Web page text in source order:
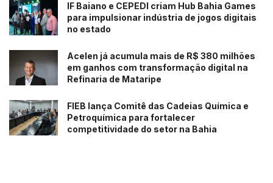
IF Baiano e CEPEDI criam Hub Bahia Games
para impulsionar indústria de jogos digitais
no estado
Acelen já acumula mais de R$ 380 milhões
em ganhos com transformação digital na
Refinaria de Mataripe
FIEB lança Comitê das Cadeias Química e
Petroquímica para fortalecer
competitividade do setor na Bahia